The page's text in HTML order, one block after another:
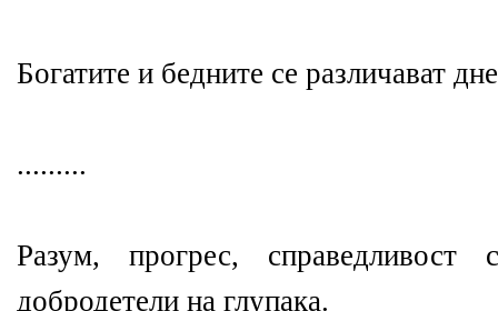
Богатите и бедните се различават
.........
Разум, прогрес, справедливост
добродетели на глупака.